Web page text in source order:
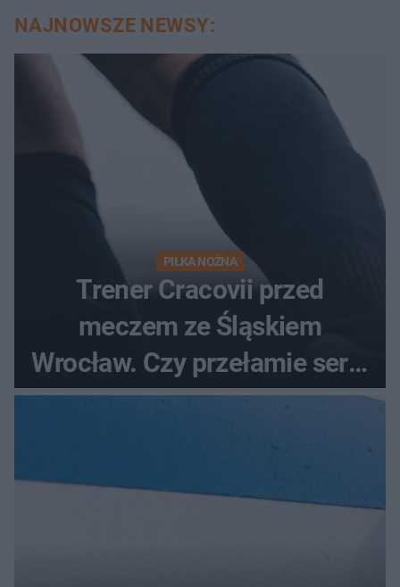
NAJNOWSZE NEWSY:
PIŁKA NOŻNA
Trener Cracovii przed
meczem ze Śląskiem
Wrocław. Czy przełamie serię
bez wygranej?